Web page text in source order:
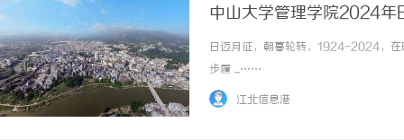
中山大学管理学院2024
日迈月征，朝暮轮转，1924-2024，在
步履 ...……
江北信息港